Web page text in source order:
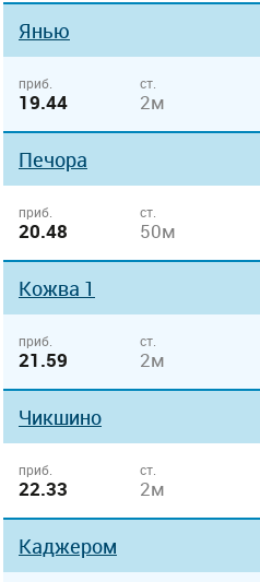
Янью
приб.
19.44
ст.
2м
Печора
приб.
20.48
ст.
50м
Кожва 1
приб.
21.59
ст.
2м
Чикшино
приб.
22.33
ст.
2м
Каджером